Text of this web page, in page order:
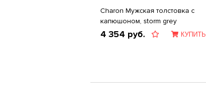
Charon Мужская толстовка с
капюшоном, storm grey
4 354 руб. КУПИТЬ